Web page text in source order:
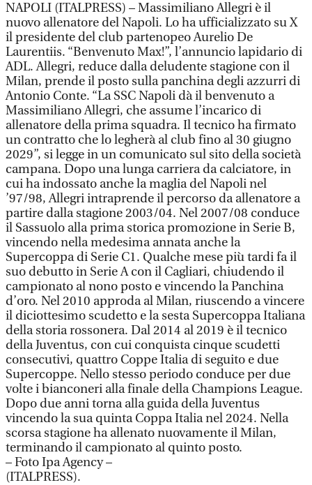
NAPOLI (ITALPRESS) – Massimiliano Allegri è il
nuovo allenatore del Napoli. Lo ha ufficializzato su X
il presidente del club partenopeo Aurelio De
Laurentiis. “Benvenuto Max!”, l’annuncio lapidario di
ADL. Allegri, reduce dalla deludente stagione con il
Milan, prende il posto sulla panchina degli azzurri di
Antonio Conte. “La SSC Napoli dà il benvenuto a
Massimiliano Allegri, che assume l’incarico di
allenatore della prima squadra. Il tecnico ha firmato
un contratto che lo legherà al club fino al 30 giugno
2029”, si legge in un comunicato sul sito della società
campana. Dopo una lunga carriera da calciatore, in
cui ha indossato anche la maglia del Napoli nel
’97/98, Allegri intraprende il percorso da allenatore a
partire dalla stagione 2003/04. Nel 2007/08 conduce
il Sassuolo alla prima storica promozione in Serie B,
vincendo nella medesima annata anche la
Supercoppa di Serie C1. Qualche mese più tardi fa il
suo debutto in Serie A con il Cagliari, chiudendo il
campionato al nono posto e vincendo la Panchina
d’oro. Nel 2010 approda al Milan, riuscendo a vincere
il diciottesimo scudetto e la sesta Supercoppa Italiana
della storia rossonera. Dal 2014 al 2019 è il tecnico
della Juventus, con cui conquista cinque scudetti
consecutivi, quattro Coppe Italia di seguito e due
Supercoppe. Nello stesso periodo conduce per due
volte i bianconeri alla finale della Champions League.
Dopo due anni torna alla guida della Juventus
vincendo la sua quinta Coppa Italia nel 2024. Nella
scorsa stagione ha allenato nuovamente il Milan,
terminando il campionato al quinto posto.
– Foto Ipa Agency –
(ITALPRESS).